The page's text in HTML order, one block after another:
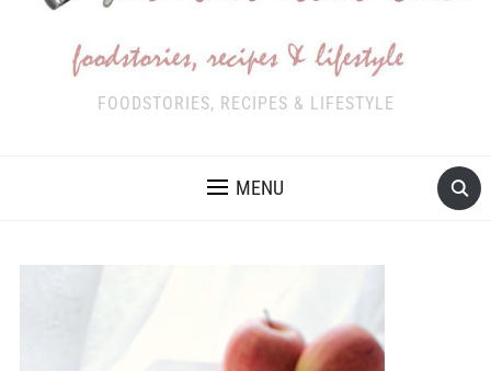
FOODSTORIES, RECIPES & LIFESTYLE
MENU